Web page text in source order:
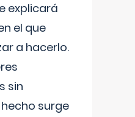
explicará
el que
a hacerlo.
sin
surge